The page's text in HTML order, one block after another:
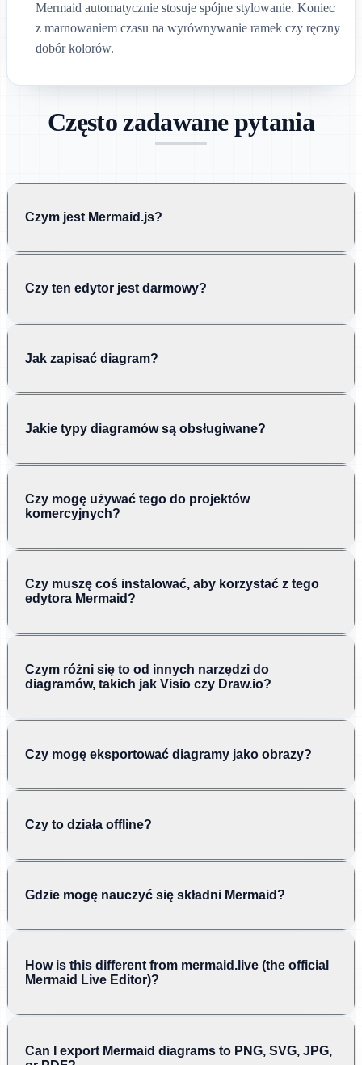
Mermaid automatycznie stosuje spójne stylowanie. Koniec
z marnowaniem czasu na wyrównywanie ramek czy ręczny
dobór kolorów.
Często zadawane pytania
Czym jest Mermaid.js?
Czy ten edytor jest darmowy?
Jak zapisać diagram?
Jakie typy diagramów są obsługiwane?
Czy mogę używać tego do projektów
komercyjnych?
Czy muszę coś instalować, aby korzystać z tego
edytora Mermaid?
Czym różni się to od innych narzędzi do
diagramów, takich jak Visio czy Draw.io?
Czy mogę eksportować diagramy jako obrazy?
Czy to działa offline?
Gdzie mogę nauczyć się składni Mermaid?
How is this different from mermaid.live (the official
Mermaid Live Editor)?
Can I export Mermaid diagrams to PNG, SVG, JPG,